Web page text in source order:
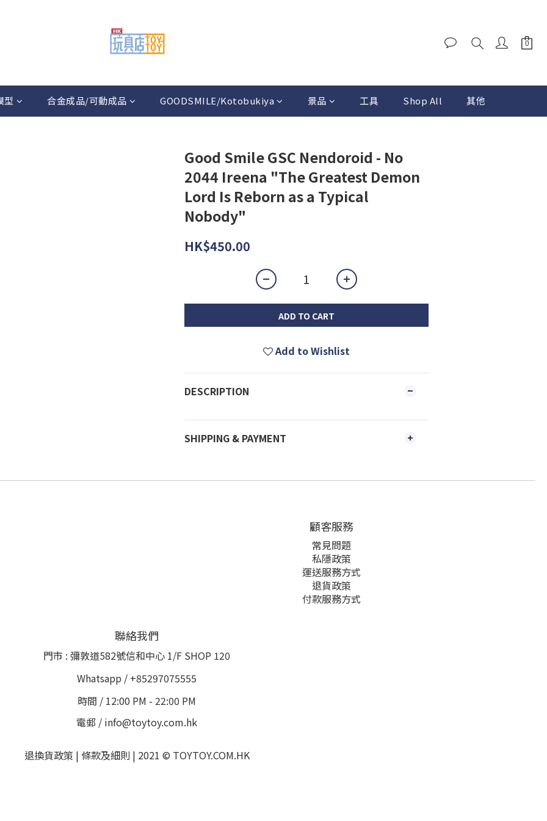
型 合金成品/可動成品 GOODSMILE/Kotobukiya 景品 工具 Shop All 其他
Good Smile GSC Nendoroid - No
2044 Ireena "The Greatest Demon
Lord Is Reborn as a Typical
Nobody"
HK$450.00
ADD TO CART
Add to Wishlist
DESCRIPTION
SHIPPING & PAYMENT
顧客服務
常見問題
私隱政策
運送服務方式
退貨政策
付款服務方式
聯絡我們
門市 : 彌敦道582號信和中心 1/F SHOP 120
Whatsapp / +85297075555
時間 / 12:00 PM - 22:00 PM
電郵 / info@toytoy.com.hk
退換貨政策 | 條款及細則 | 2021 © TOYTOY.COM.HK